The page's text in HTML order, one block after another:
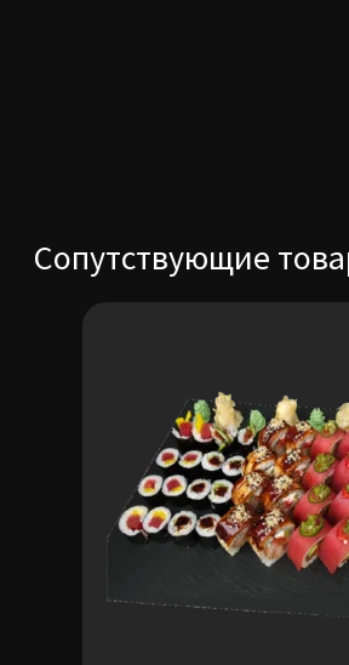
Сопутствующие